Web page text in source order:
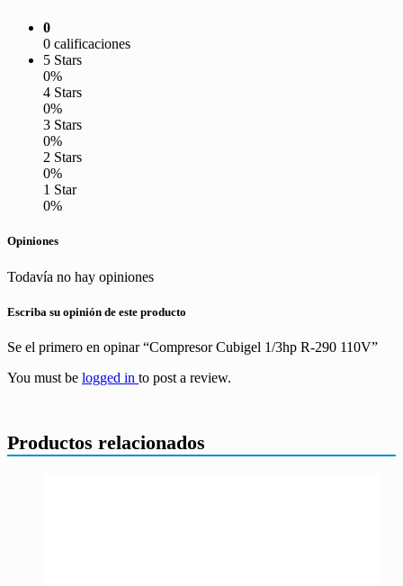
0
0 calificaciones
5 Stars
0%
4 Stars
0%
3 Stars
0%
2 Stars
0%
1 Star
0%
Opiniones
Todavía no hay opiniones
Escriba su opinión de este producto
Se el primero en opinar “Compresor Cubigel 1/3hp R-290 110V”
You must be logged in to post a review.
Productos relacionados